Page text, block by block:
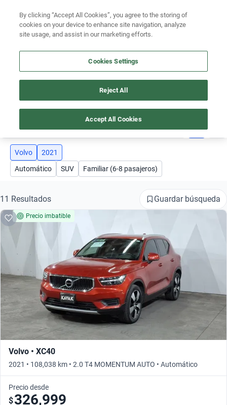
Ubicación
Encuentra el auto ideal para tu presupuesto
Simular plan a meses
AUTOS VOLVO 2021
Busca por versión
Busca por año
Busca por marca
Busca por modelo
Busca por versión
Volvo
2021
Automático
SUV Familiar (6-8 pasajeros)
11 Resultados Guardar búsqueda
Precio imbatible
Volvo • XC40
2021 • 108,038 km • 2.0 T4 MOMENTUM AUTO • Automático
Precio desde
$326,999
By clicking “Accept All Cookies”, you agree to the storing of
cookies on your device to enhance site navigation, analyze
site usage, and assist in our marketing efforts.
Cookies Settings
Reject All
Accept All Cookies